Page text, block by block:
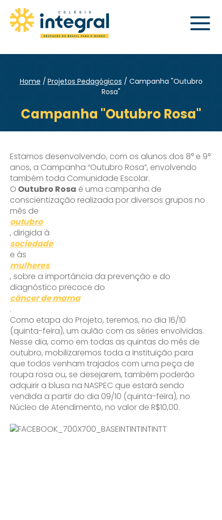
Home Projetos Pedagógicos
Campanha "Outubro
Rosa"
Campanha "Outubro Rosa"
Estamos desenvolvendo, com os alunos dos 8° e 9°
anos, a Campanha “Outubro Rosa”, envolvendo
também toda Comunidade Escolar.
O Outubro Rosa é uma campanha de
conscientização realizada por diversos grupos no
mês de
outubro
, dirigida à
sociedade
e às
mulheres
, sobre a importância da prevenção e do
diagnóstico precoce do
câncer de mama
.
Como etapa do Projeto, teremos, no dia 16/10
(quinta-feira), um aulão com as séries envolvidas.
Nesse dia, como em todas as quintas do mês de
outubro, mobilizaremos toda a Instituição para
que todos venham trajados com uma peça de
roupa rosa ou, se desejarem, também poderão
adquirir a blusa na NASPEC que estará sendo
vendida a partir do dia 09/10 (quinta-feira), no
Núcleo de Atendimento, no valor de R$10,00.